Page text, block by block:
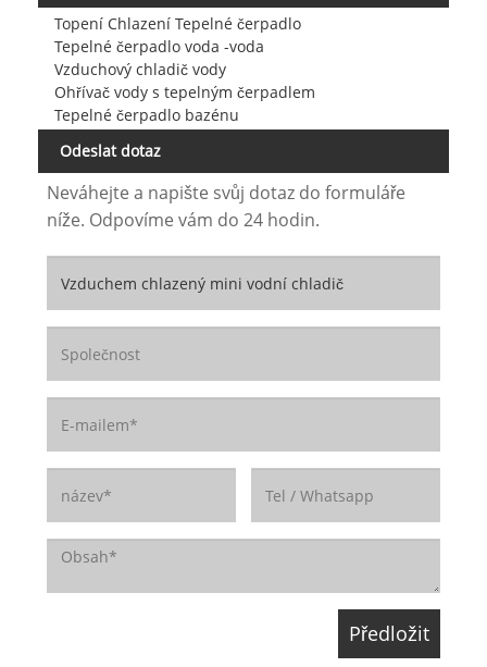
Topení Chlazení Tepelné čerpadlo
Tepelné čerpadlo voda -voda
Vzduchový chladič vody
Ohřívač vody s tepelným čerpadlem
Tepelné čerpadlo bazénu
Odeslat dotaz
Neváhejte a napište svůj dotaz do formuláře
níže. Odpovíme vám do 24 hodin.